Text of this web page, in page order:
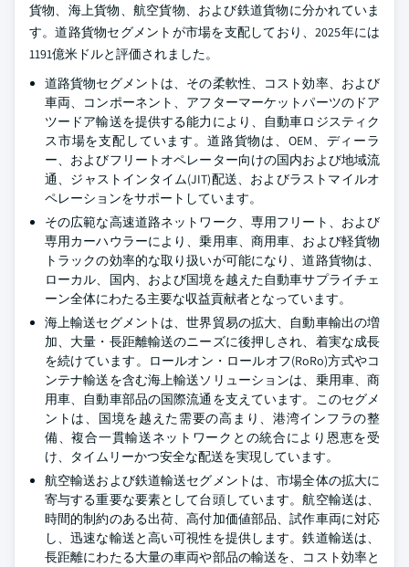
貨物、海上貨物、航空貨物、および鉄道貨物に分かれていま
す。道路貨物セグメントが市場を支配しており、2025年には
1191億米ドルと評価されました。
道路貨物セグメントは、その柔軟性、コスト効率、および
車両、コンポーネント、アフターマーケットパーツのドア
ツードア輸送を提供する能力により、自動車ロジスティク
ス市場を支配しています。道路貨物は、OEM、ディーラ
ー、およびフリートオペレーター向けの国内および地域流
通、ジャストインタイム(JIT)配送、およびラストマイルオ
ペレーションをサポートしています。
その広範な高速道路ネットワーク、専用フリート、および
専用カーハウラーにより、乗用車、商用車、および軽貨物
トラックの効率的な取り扱いが可能になり、道路貨物は、
ローカル、国内、および国境を越えた自動車サプライチェ
ーン全体にわたる主要な収益貢献者となっています。
海上輸送セグメントは、世界貿易の拡大、自動車輸出の増
加、大量・長距離輸送のニーズに後押しされ、着実な成長
を続けています。ロールオン・ロールオフ(RoRo)方式やコ
ンテナ輸送を含む海上輸送ソリューションは、乗用車、商
用車、自動車部品の国際流通を支えています。このセグメ
ントは、国境を越えた需要の高まり、港湾インフラの整
備、複合一貫輸送ネットワークとの統合により恩恵を受
け、タイムリーかつ安全な配送を実現しています。
航空輸送および鉄道輸送セグメントは、市場全体の拡大に
寄与する重要な要素として台頭しています。航空輸送は、
時間的制約のある出荷、高付加価値部品、試作車両に対応
し、迅速な輸送と高い可視性を提供します。鉄道輸送は、
長距離にわたる大量の車両や部品の輸送を、コスト効率と